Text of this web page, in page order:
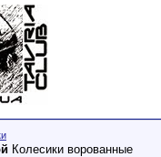
Колесики ворованные